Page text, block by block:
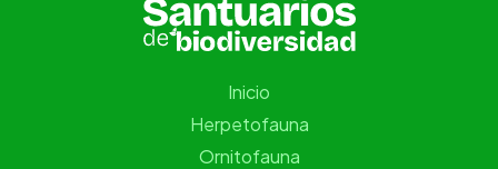
Inicio
Herpetofauna
Ornitofauna